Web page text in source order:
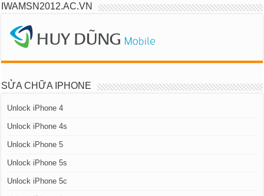
IWAMSN2012.AC.VN
SỬA CHỮA IPHONE
Unlock iPhone 4
Unlock iPhone 4s
Unlock iPhone 5
Unlock iPhone 5s
Unlock iPhone 5c